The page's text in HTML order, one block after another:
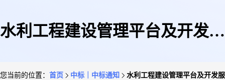
水利工程建设管理平台及开发服
您当前的位置： 首页 中标｜中标通知 水利工程建设管理平台及开发